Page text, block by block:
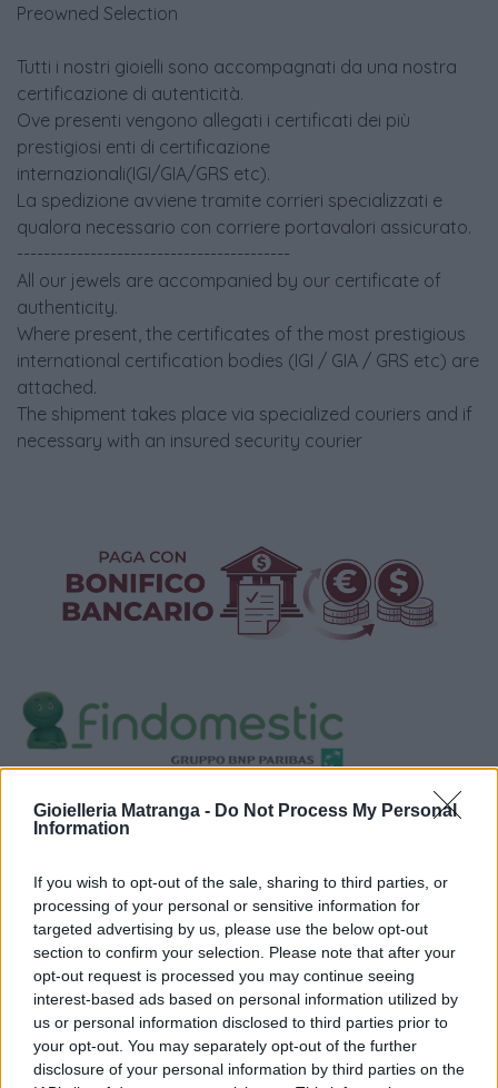
Gioielleria Matranga - Do Not Process My Personal
Information
If you wish to opt-out of the sale, sharing to third parties, or
processing of your personal or sensitive information for
targeted advertising by us, please use the below opt-out
section to confirm your selection. Please note that after your
opt-out request is processed you may continue seeing
interest-based ads based on personal information utilized by
us or personal information disclosed to third parties prior to
your opt-out. You may separately opt-out of the further
disclosure of your personal information by third parties on the
Preowned Selection
Tutti i nostri gioielli sono accompagnati da una nostra
certificazione di autenticità.
Ove presenti vengono allegati i certificati dei più
prestigiosi enti di certificazione
internazionali(IGI/GIA/GRS etc).
La spedizione avviene tramite corrieri specializzati e
qualora necessario con corriere portavalori assicurato.
-----------------------------------------
All our jewels are accompanied by our certificate of
authenticity.
Where present, the certificates of the most prestigious
international certification bodies (IGI / GIA / GRS etc) are
attached.
The shipment takes place via specialized couriers and if
necessary with an insured security courier
Politiche dei prezzi online
iRef:93
Google
4.8
Basato su 408 reviews